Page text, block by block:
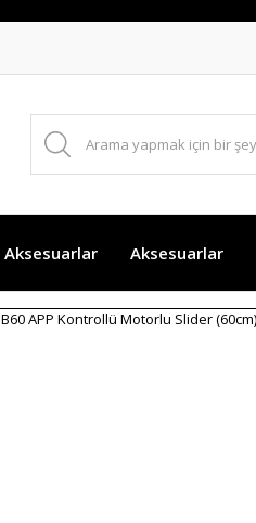
Aksesuarlar Aksesuarlar